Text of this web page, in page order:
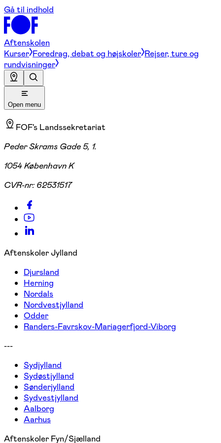
Gå til indhold
Aftenskolen
Kurser Foredrag, debat og højskoler Rejser, ture og
rundvisninger
Open menu
FOF's Landssekretariat
Peder Skrams Gade 5, 1.
1054 København K
CVR-nr: 62531517
Aftenskoler Jylland
Djursland
Herning
Nordals
Nordvestjylland
Odder
Randers-Favrskov-Mariagerfjord-Viborg
---
Sydjylland
Sydøstjylland
Sønderjylland
Sydvestjylland
Aalborg
Aarhus
Aftenskoler Fyn/Sjælland